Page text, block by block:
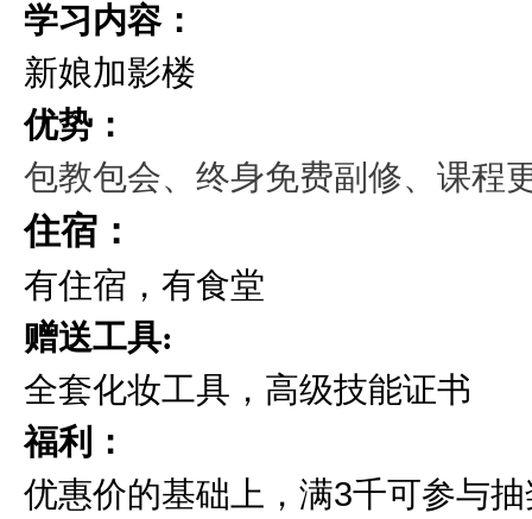
学习内容：
新娘加影楼
优势：
包教包会、终身免费副修、课程
住宿：
有住宿，有食堂
赠送工具:
全套化妆工具，高级技能证书
福利：
优惠价的基础上，满3千可参与